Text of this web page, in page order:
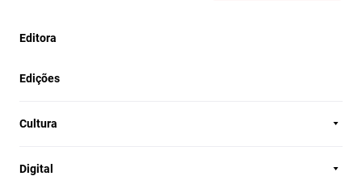
Editora
Edições
Cultura
Digital